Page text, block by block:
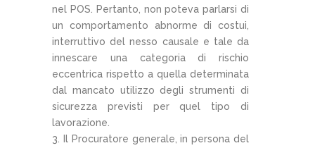
nel POS. Pertanto, non poteva parlarsi di
un comportamento abnorme di costui,
interruttivo del nesso causale e tale da
innescare una categoria di rischio
eccentrica rispetto a quella determinata
dal mancato utilizzo degli strumenti di
sicurezza previsti per quel tipo di
lavorazione.
3. Il Procuratore generale, in persona del